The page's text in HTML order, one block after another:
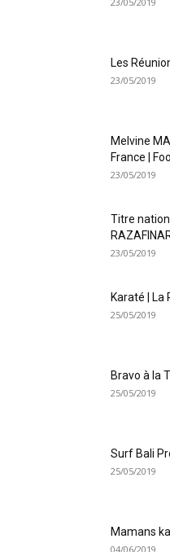
Les
23/05/2019
Melvine
France |
23/05/2019
Titre
23/05/2019
Karaté | La
25/05/2019
Bravo à la
25/05/2019
Surf Bali
25/05/2019
Mamans
04/06/2019